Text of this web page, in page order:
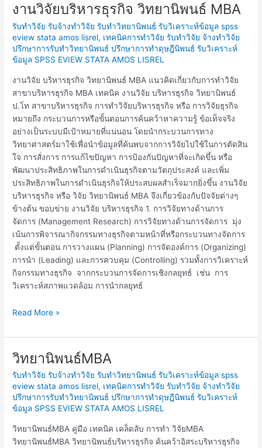
งานวิจัยบริหารธุรกิจ วิทยานิพนธ์ MBA
รับทำวิจัย รับจ้างทำวิจัย รับทำวิทยานิพนธ์ รับวิเคราะห์ข้อมูล spss
eview stata amos lisrel, เทคนิคการทำวิจัย รับทำวิจัย จ้างทำวิจัย
ปรึกษาการรับทำวิทยานิพนธ์ ปรึกษาการทำดุษฎีนิพนธ์ รับวิเคราะห์
ข้อมูล SPSS EVIEW STATA AMOS LISREL
งานวิจัย บริหารธุรกิจ วิทยานิพนธ์ MBA แนวคิดเกี่ยวกับการทำวิจัย
สาขาบริหารธุรกิจ MBA เทคนิค งานวิจัย บริหารธุรกิจ วิทยานิพนธ์
ป.โท สาขาบริหารธุรกิจ การทำวิจัยบริหารธุรกิจ หรือ การวิจัยธุรกิจ
หมายถึง กระบวนการหรือขั้นตอนการค้นคว้าหาความรู้ ข้อเท็จจริง
อย่างเป็นระบบมีเป้าหมายที่แน่นอน โดยนำกระบวนการทาง
วิทยาศาสตร์มาใช้เพื่อนำข้อมูลที่ค้นพบจากการวิจัยไปใช้ในการตัดสิน
ใจ การสั่งการ การแก้ไขปัญหา การป้องกันปัญหาที่จะเกิดขึ้น หรือ
พัฒนาประสิทธิภาพในการดำเนินธุรกิจตามวัตถุประสงค์ และเพิ่ม
ประสิทธิภาพในการดำเนินธุรกิจให้ประสบผลสำเร็จมากยิ่งขึ้น งานวิจัย
บริหารธุรกิจ หรือ วิจัย วิทยานิพนธ์ MBA จึงเกี่ยวข้องกับปัจจัยต่างๆ
ข้างต้น ขอบข่าย งานวิจัย บริหารธุรกิจ 1. การวิจัยทางด้านการ
จัดการ (Management Research) การวิจัยทางด้านการจัดการ มุ่ง
เน้นการพิจารณากิจกรรมทางธุรกิจตามหน้าที่หรือกระบวนทางจัดการ
ตั้งแต่ขั้นตอน การวางแผน (Planning) การจัดองค์การ (Organizing)
การนำ (Leading) และการควบคุม (Controlling) รวมทั้งการวิเคราะห์
กิจกรรมทางธุรกิจ จากกระบวนการจัดการเชิงกลยุทธ์ เช่น การ
วิเคราะห์สภาพแวดล้อม การนำกลยุทธ์
งาน
บริหารธุรกิจ
วิทยานิพนธ์
MBA
Read More »
วิทยานิพนธ์MBA
รับทำวิจัย รับจ้างทำวิจัย รับทำวิทยานิพนธ์ รับวิเคราะห์ข้อมูล spss
eview stata amos lisrel, เทคนิคการทำวิจัย รับทำวิจัย จ้างทำวิจัย
ปรึกษาการรับทำวิทยานิพนธ์ ปรึกษาการทำดุษฎีนิพนธ์ รับวิเคราะห์
ข้อมูล SPSS EVIEW STATA AMOS LISREL
วิทยานิพนธ์MBA คู่มือ เทคนิค เคล็ดลับ การทำ วิจัยMBA
วิทยานิพนธ์MBA วิทยานิพนธ์บริหารธุรกิจ ค้นคว้าอิสระบริหารธุรกิจ
วิทยานิพนธ์MBA